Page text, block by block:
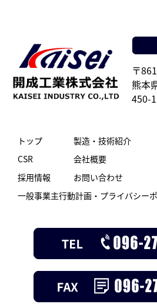
〒
熊本
450-1
トップ 製造・技術紹介
CSR
会社概要
採用情報
お問い合わせ
一般事業主行動計画・プライバシー